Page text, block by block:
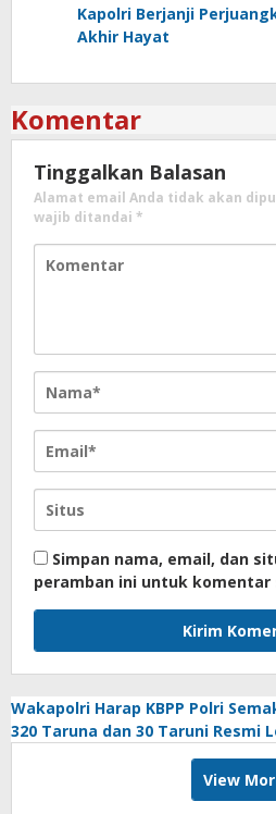
Kapolri Berjanji
Akhir Hayat
Komentar
Tinggalkan Balasan
Alamat email Anda tidak akan
wajib ditandai *
Simpan nama, email, dan
peramban ini untuk komentar
Wakapolri Harap KBPP Polri
320 Taruna dan 30 Taruni Resmi
View